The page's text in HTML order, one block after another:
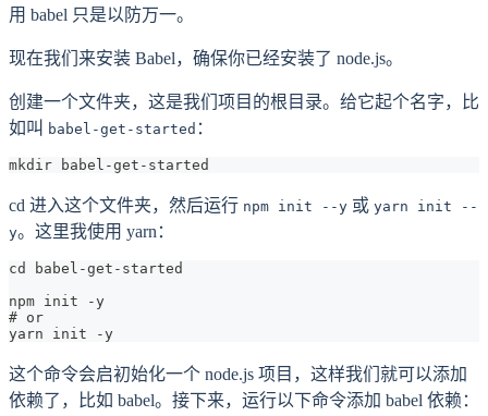
用 babel 只是以防万一。
现在我们来安装 Babel，确保你已经安装了 node.js。
创建一个文件夹，这是我们项目的根目录。给它起个名字，比
如叫 babel-get-started ：
mkdir babel-get-started
cd 进入这个文件夹，然后运行 npm init --y 或 yarn init --
y。这里我使用 yarn：
cd babel-get-started
npm init -y
# or
yarn init -y
这个命令会启初始化一个 node.js 项目，这样我们就可以添加
依赖了，比如 babel。接下来，运行以下命令添加 babel 依赖：